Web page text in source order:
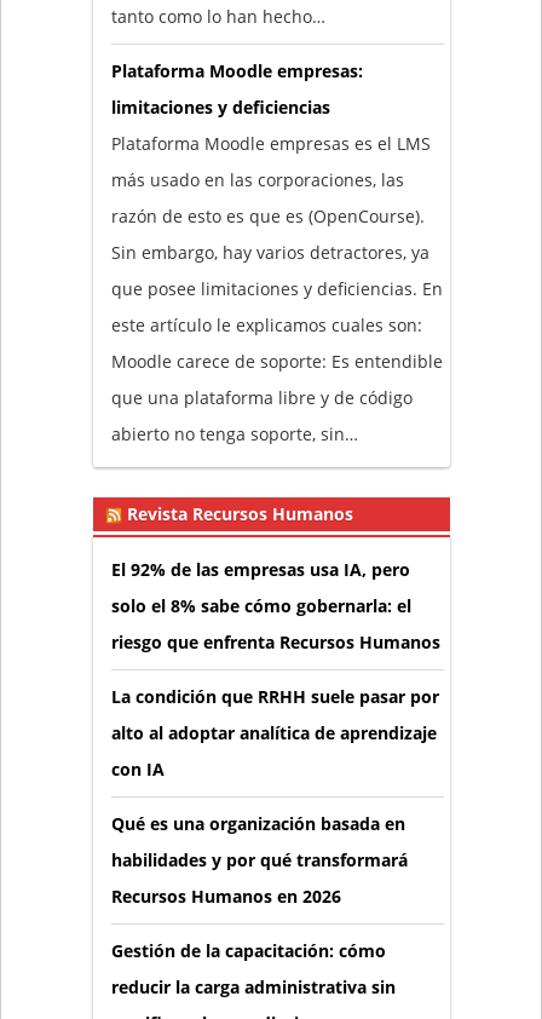
tanto como lo han hecho…
Plataforma Moodle empresas:
limitaciones y deficiencias
Plataforma Moodle empresas es el LMS
más usado en las corporaciones, las
razón de esto es que es (OpenCourse).
Sin embargo, hay varios detractores, ya
que posee limitaciones y deficiencias. En
este artículo le explicamos cuales son:
Moodle carece de soporte: Es entendible
que una plataforma libre y de código
abierto no tenga soporte, sin…
Revista Recursos Humanos
El 92% de las empresas usa IA, pero
solo el 8% sabe cómo gobernarla: el
riesgo que enfrenta Recursos Humanos
La condición que RRHH suele pasar por
alto al adoptar analítica de aprendizaje
con IA
Qué es una organización basada en
habilidades y por qué transformará
Recursos Humanos en 2026
Gestión de la capacitación: cómo
reducir la carga administrativa sin